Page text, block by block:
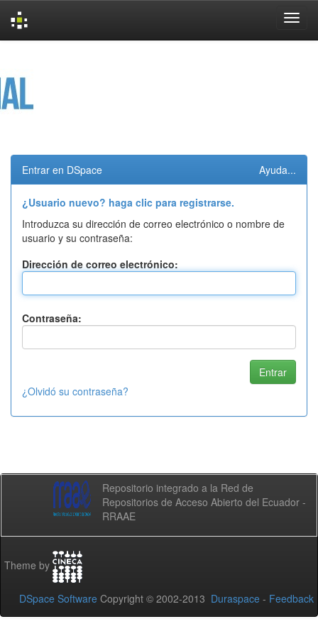
Entrar en DSpace Ayuda...
¿Usuario nuevo? haga clic para registrarse.
Introduzca su dirección de correo electrónico o nombre de
usuario y su contraseña:
Dirección de correo electrónico:
Contraseña:
¿Olvidó su contraseña?
Repositorio integrado a la Red de
Repositorios de Acceso Abierto del Ecuador -
RRAAE
Theme by
DSpace Software Copyright © 2002-2013 Duraspace - Feedback